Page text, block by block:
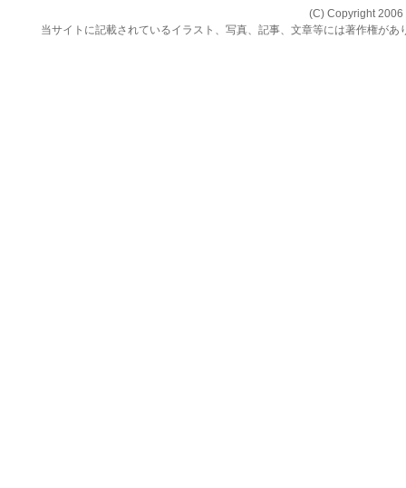
(C) Copyright 2006
当サイトに記載されているイラスト、写真、記事、文章等には著作権が